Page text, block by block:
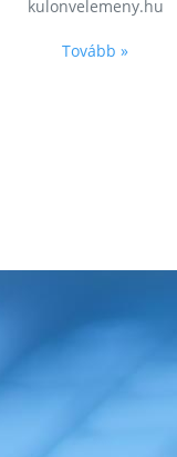
kulonvelemeny.hu
Tovább »